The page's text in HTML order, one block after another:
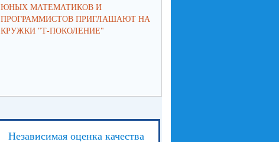
ЮНЫХ МАТЕМАТИКОВ И
ПРОГРАММИСТОВ ПРИГЛАШАЮТ НА
КРУЖКИ "Т-ПОКОЛЕНИЕ"
Независимая оценка качества